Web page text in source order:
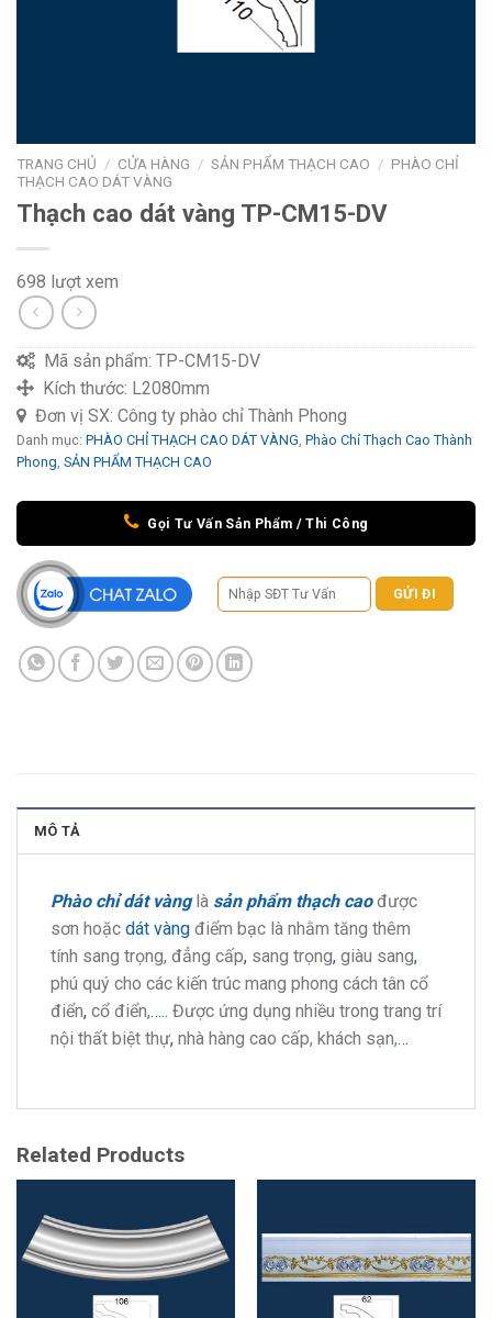
TRANG CHỦ / CỬA HÀNG / SẢN PHẨM THẠCH CAO / PHÀO CHỈ
THẠCH CAO DÁT VÀNG
Thạch cao dát vàng TP-CM15-DV
698 lượt xem
Mã sản phẩm: TP-CM15-DV
Kích thước: L2080mm
Đơn vị SX: Công ty phào chỉ Thành Phong
Danh mục: PHÀO CHỈ THẠCH CAO DÁT VÀNG, Phào Chỉ Thạch Cao Thành
Phong, SẢN PHẨM THẠCH CAO
Gọi Tư Vấn Sản Phẩm / Thi Công
MÔ TẢ
Phào chỉ dát vànglà sản phẩm thạch caođược
sơn hoặc dát vàng điểm bạc là nhằm tăng thêm
tính sang trọng, đẳng cấp, sang trọng, giàu sang,
phú quý cho các kiến trúc mang phong cách tân cổ
điển, cổ điển,….. Được ứng dụng nhiều trong trang trí
nội thất biệt thự, nhà hàng cao cấp, khách sạn,…
Related Products